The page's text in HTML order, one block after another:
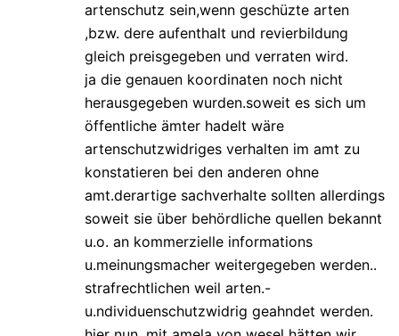
artenschutz sein,wenn geschüzte arten
,bzw. dere aufenthalt und revierbildung
gleich preisgegeben und verraten wird.
ja die genauen koordinaten noch nicht
herausgegeben wurden.soweit es sich um
öffentliche ämter hadelt wäre
artenschutzwidriges verhalten im amt zu
konstatieren bei den anderen ohne
amt.derartige sachverhalte sollten allerdings
soweit sie über behördliche quellen bekannt
u.o. an kommerzielle informations
u.meinungsmacher weitergegeben werden..
strafrechtlichen weil arten.-
u.ndividuenschutzwidrig geahndet werden.